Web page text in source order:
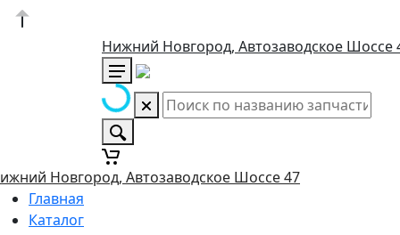
Нижний Новгород, Автозаводское Шоссе
Новгород, Автозаводское Шоссе 47
Главная
Каталог